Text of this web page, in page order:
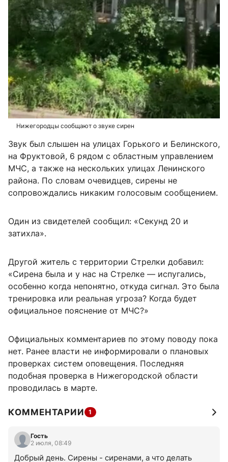
Нижегородцы сообщают о звуке сирен
Звук был слышен на улицах Горького и Белинского,
на Фруктовой, 6 рядом с областным управлением
МЧС, а также на нескольких улицах Ленинского
района. По словам очевидцев, сирены не
сопровождались никаким голосовым сообщением.
Один из свидетелей сообщил: «Секунд 20 и
затихла».
Другой житель с территории Стрелки добавил:
«Сирена была и у нас на Стрелке — испугались,
особенно когда непонятно, откуда сигнал. Это была
тренировка или реальная угроза? Когда будет
официальное пояснение от МЧС?»
Официальных комментариев по этому поводу пока
нет. Ранее власти не информировали о плановых
проверках систем оповещения. Последняя
подобная проверка в Нижегородской области
проводилась в марте.
КОММЕНТАРИИ 1
Гость
2 июля, 08:49
Добрый день. Сирены - сиренами, а что делать